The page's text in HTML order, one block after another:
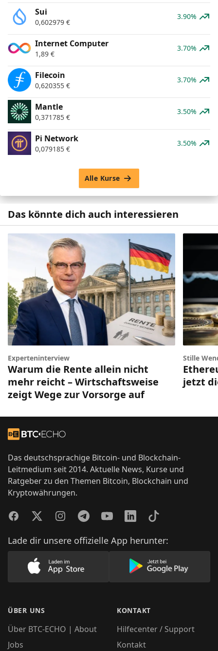
Sui
0,602979 €
3.90%
Internet Computer
1,89 €
3.70%
Filecoin
0,620355 €
3.70%
Mantle
0,371785 €
3.50%
Pi Network
0,079185 €
3.50%
Alle Kurse
Das könnte dich auch interessieren
Experteninterview
Warum die Rente allein nicht
mehr reicht – Wirtschaftsweise
zeigt Wege zur Vorsorge auf
Stille
jetzt
Zur Startseite
Das deutschsprachige Bitcoin- und Blockchain-
Leitmedium seit 2014. Aktuelle News, Kurse und
Ratgeber zu den Themen Bitcoin, Blockchain und
Kryptowährungen.
FacebookTwitterInstagramTelegramYouTubeLinkedInTikTok
Lade dir unsere offizielle App herunter:
Lade unsere App im AppStore herunter
Lade unsere
ÜBER UNS
Über BTC-ECHO | About
Jobs
KONTAKT
Hilfecenter / Support
Kontakt